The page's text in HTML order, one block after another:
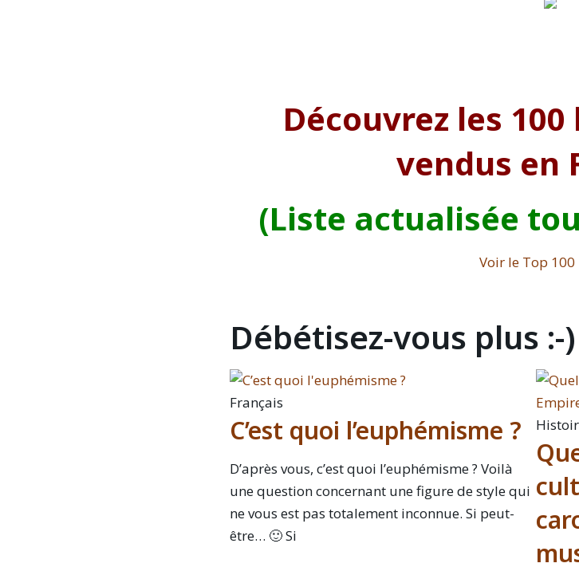
Découvrez les
vendus en
(Liste actualisée
Voir le Top 100
Débétisez-vous plus :-)
Français
C’est quoi l’euphémisme ?
D’après vous, c’est quoi l’euphémisme ? Voilà
une question concernant une figure de style qui
ne vous est pas totalement inconnue. Si peut-
être… 🙂 Si